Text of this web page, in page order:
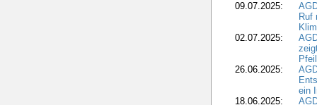
09.07.2025:
Ruf
02.07.2025:
26.06.2025:
ein
18.06.2025: